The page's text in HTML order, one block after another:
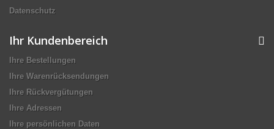
Datenschutz
Ihr Kundenbereich
Ihre Bestellungen
Ihre Warenrücksendungen
Ihre Rückvergütungen
Ihre Adressen
Ihre persönlichen Daten